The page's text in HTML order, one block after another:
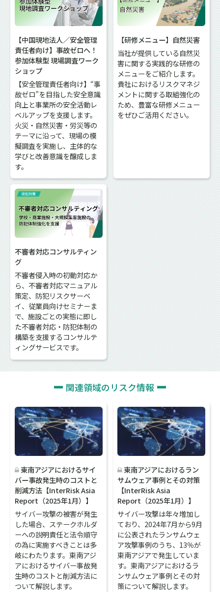
【中国現地法人／安全管理
責任者向け】事故ゼロへ！
参加体験型 現場調査ワーク
ショップ
【安全管理責任者向け】“事
故ゼロ”を目指した安全意識
向上と事業所の安全活動レ
ベルアップを支援します。
火災・自然災害・労災等の
テーマに沿って、現場の模
擬調査を実施し、主体的な
学びと改善意識を醸成しま
す。
【研修メニュー】自然災害
当社が提供している自然災
害に関する実践的な研修の
メニューをご紹介します。
貴社におけるリスクマネジ
メントに関する取組強化の
ため、豊富な研修メニュー
をぜひご活用ください。
不審者対応コンサルティン
グ
不審者侵入時の初動対応か
ら、不審者対応マニュアル
策定、防犯リスクサーベ
イ、従業員向けセミナーま
で、施設ごとの実態に即し
た不審者対応・防犯体制の
構築を支援するコンサルテ
ィングサービスです。
関連領域のリスク情報
東南アジアにおけるサイ
バー事故発生時のコストと
削減方法【InterRisk Asia
Report（2025年1月）】
サイバー攻撃の被害が発生
した場合、ステークホルダ
ーへの説明責任と法令順守
の為に実施すべきことは多
岐にわたります。東南アジ
アにおけるサイバー事故発
生時のコストと削減方法に
ついて解説します。
東南アジアにおけるラン
サムウェア事例とその対策
【InterRisk Asia
Report（2025年1月）】
サイバー攻撃は年々増加し
ており、2024年7月から9月
に公表されたランサムウェ
ア攻撃事例のうち、13％が
東南アジアで発生していま
す。東南アジアにおけるラ
ンサムウェア事例とその対
策について解説します。